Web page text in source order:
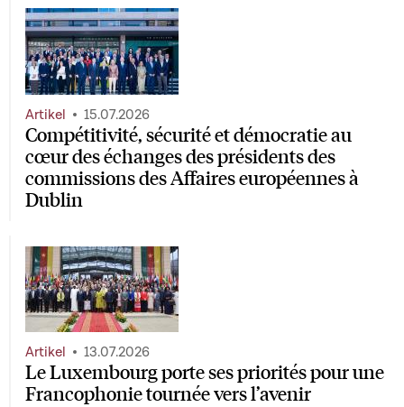
Compétitivité, sécurité et démocratie au
cœur des échanges des présidents des
commissions des Affaires européennes à
Dublin
Artikel 15.07.2026
Le Luxembourg porte ses priorités pour une
Francophonie tournée vers l’avenir
Artikel 13.07.2026